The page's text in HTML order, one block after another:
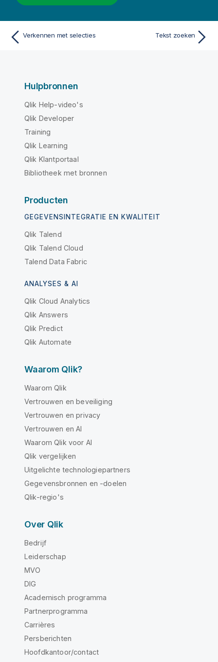
Verkennen met selecties Tekst zoeken
Hulpbronnen
Qlik Help-video's
Qlik Developer
Training
Qlik Learning
Qlik Klantportaal
Bibliotheek met bronnen
Producten
GEGEVENSINTEGRATIE EN KWALITEIT
Qlik Talend
Qlik Talend Cloud
Talend Data Fabric
ANALYSES & AI
Qlik Cloud Analytics
Qlik Answers
Qlik Predict
Qlik Automate
Waarom Qlik?
Waarom Qlik
Vertrouwen en beveiliging
Vertrouwen en privacy
Vertrouwen en AI
Waarom Qlik voor AI
Qlik vergelijken
Uitgelichte technologiepartners
Gegevensbronnen en -doelen
Qlik-regio's
Over Qlik
Bedrijf
Leiderschap
MVO
DIG
Academisch programma
Partnerprogramma
Carrières
Persberichten
Hoofdkantoor/contact